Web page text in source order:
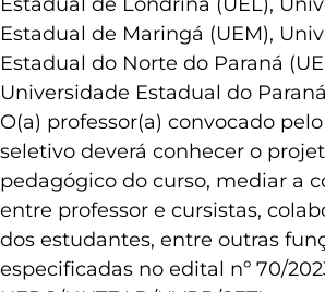
do Oeste do Paraná (Unioeste),
Estadual de Londrina (UEL),
Estadual de Maringá (UEM),
Estadual do Norte do Paraná
Universidade Estadual do Paraná
O(a) professor(a) convocado
seletivo deverá conhecer o
pedagógico do curso, mediar a
entre professor e cursistas,
dos estudantes, entre outras